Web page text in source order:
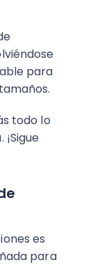
para
todo lo
es
para